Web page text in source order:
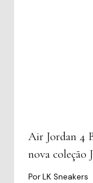
Air Jordan 4
nova coleção
PorLK Sneakers